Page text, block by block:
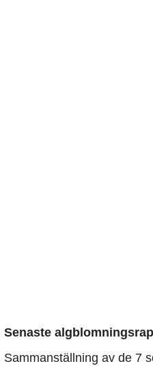
Senaste
Sammanställning av de 7